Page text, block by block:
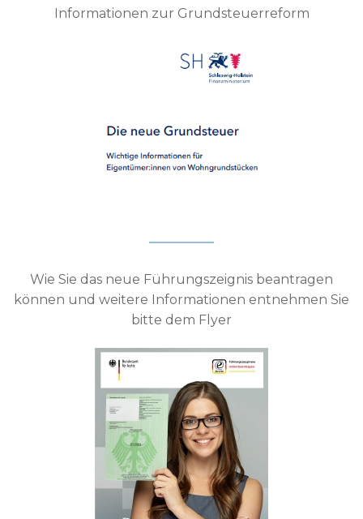
Informationen zur Grundsteuerreform
Wie Sie das neue Führungszeignis beantragen
können und weitere Informationen entnehmen Sie
bitte dem Flyer